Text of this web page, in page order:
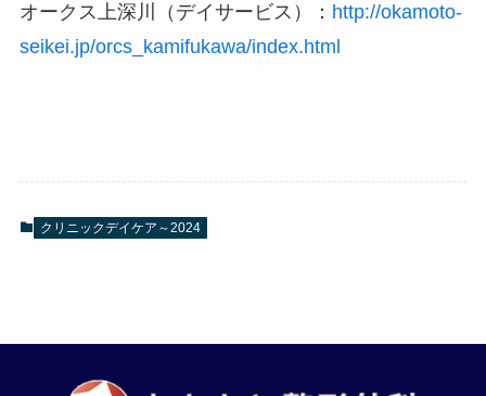
オークス上深川（デイサービス）： http://okamoto-
seikei.jp/orcs_kamifukawa/index.html
クリニックデイケア～2024